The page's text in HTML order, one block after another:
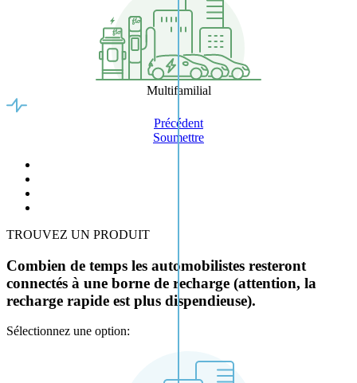
Multifamilial
Précédent
Soumettre
TROUVEZ UN PRODUIT
Combien de temps les automobilistes resteront
connectés à une borne de recharge (attention, la
recharge rapide est plus dispendieuse).
Sélectionnez une option: